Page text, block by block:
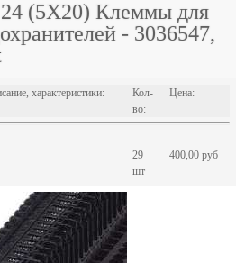
(5X20) Клеммы для
- 3036547,
характеристики:
Кол-
во:
Цена:
29
шт
400,00 руб